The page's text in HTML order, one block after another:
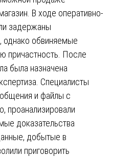
В ходе оперативно-
задержаны
однако обвиняемые
причастность. После
была назначена
Специалисты
и файлы с
проанализировали
доказательства
добытые в
приговорить